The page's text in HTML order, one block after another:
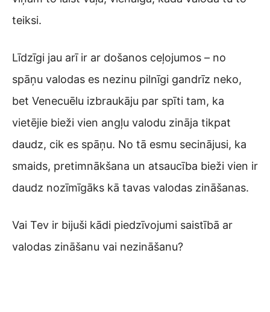
teiksi.
Līdzīgi jau arī ir ar došanos ceļojumos – no
spāņu valodas es nezinu pilnīgi gandrīz neko,
bet Venecuēlu izbraukāju par spīti tam, ka
vietējie bieži vien angļu valodu zināja tikpat
daudz, cik es spāņu. No tā esmu secinājusi, ka
smaids, pretimnākšana un atsaucība bieži vien ir
daudz nozīmīgāks kā tavas valodas zināšanas.
Vai Tev ir bijuši kādi piedzīvojumi saistībā ar
valodas zināšanu vai nezināšanu?